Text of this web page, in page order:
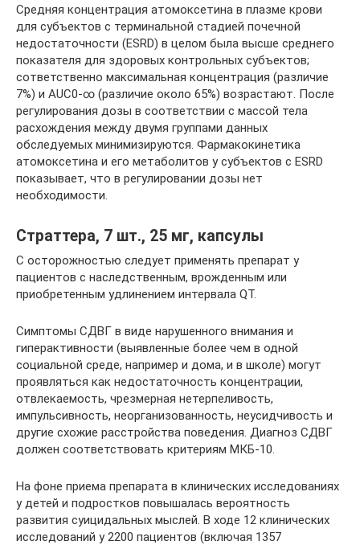
Средняя концентрация атомоксетина в плазме крови
для субъектов с терминальной стадией почечной
недостаточности (ESRD) в целом была высше среднего
показателя для здоровых контрольных субъектов;
сответственно максимальная концентрация (различие
7%) и AUC0-∞ (различие около 65%) возрастают. После
регулирования дозы в соответствии с массой тела
расхождения между двумя группами данных
обследуемых минимизируются. Фармакокинетика
атомоксетина и его метаболитов у субъектов с ESRD
показывает, что в регулировании дозы нет
необходимости.
Страттера, 7 шт., 25 мг, капсулы
С осторожностью следует применять препарат у
пациентов с наследственным, врожденным или
приобретенным удлинением интервала QT.
Симптомы СДВГ в виде нарушенного внимания и
гиперактивности (выявленные более чем в одной
социальной среде, например и дома, и в школе) могут
проявляться как недостаточность концентрации,
отвлекаемость, чрезмерная нетерпеливость,
импульсивность, неорганизованность, неусидчивость и
другие схожие расстройства поведения. Диагноз СДВГ
должен соответствовать критериям МКБ-10.
На фоне приема препарата в клинических исследованиях
у детей и подростков повышалась вероятность
развития суицидальных мыслей. В ходе 12 клинических
исследований у 2200 пациентов (включая 1357